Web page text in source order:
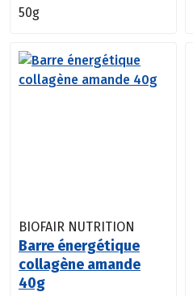
50g
BIOFAIR NUTRITION
Barre énergétique
collagène amande
40g